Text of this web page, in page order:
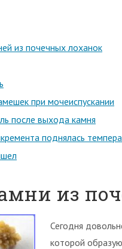
из почечных лоханок
при мочеиспускании
после выхода камня
поднялась
из
Сегодня
которой